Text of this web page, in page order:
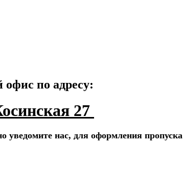
по адресу:
27
уведомите нас, для оформления пропуска